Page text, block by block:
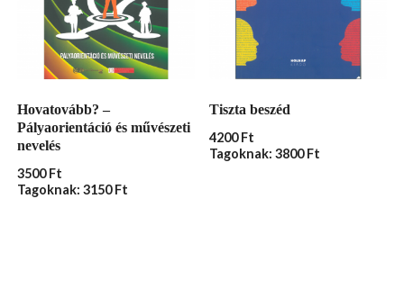
Hovatovább? –
Pályaorientáció és művészeti
nevelés
3500Ft
Tagoknak: 3150 Ft
Tiszta beszéd
4200Ft
Tagoknak: 3800 Ft